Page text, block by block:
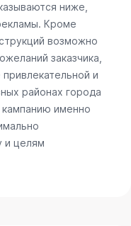
ниже,
Кроме
возможно
заказчика,
и
районах города
кампанию именно
и целям